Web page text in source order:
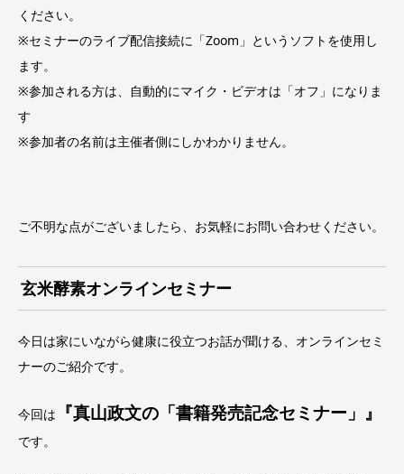
ください。
※セミナーのライブ配信接続に「Zoom」というソフトを使用し
ます。
※参加される方は、自動的にマイク・ビデオは「オフ」になりま
す
※参加者の名前は主催者側にしかわかりません。
ご不明な点がございましたら、お気軽にお問い合わせください。
玄米酵素オンラインセミナー
今日は家にいながら健康に役立つお話が聞ける、オンラインセミ
ナーのご紹介です。
今回は 『真山政文の「書籍発売記念セミナー」』
です。